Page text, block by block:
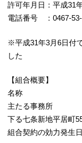
許可年月日：平成31
電話番号 ：0467-
※平成31年3月6日付
した
【組合概要】
名称 ：
主たる事務所 ：
下る七条新地平居町
組合契約の効力発生